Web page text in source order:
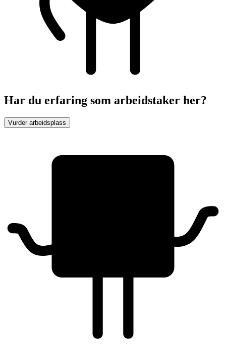
Har du erfaring som arbeidstaker her?
Vurder arbeidsplass